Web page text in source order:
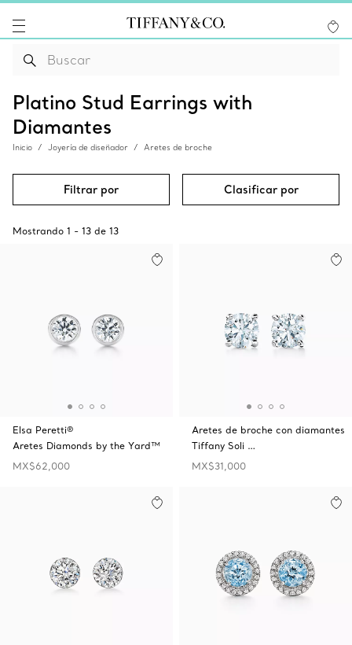
Platino Stud Earrings with
Diamantes
Inicio Joyería de diseñador Aretes de broche
Filtrar por Clasificar por
Mostrando 1 - 13 de 13
Elsa Peretti®
Aretes Diamonds by the Yard™
MX$62,000
Aretes de broche con diamantes
Tiffany Soli …
MX$31,000